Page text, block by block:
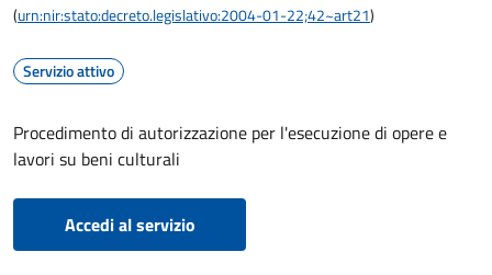
(urn:nir:stato:decreto.legislativo:2004-01-22;42~art21)
Servizio attivo
Procedimento di autorizzazione per l'esecuzione di opere e
lavori su beni culturali
Accedi al servizio